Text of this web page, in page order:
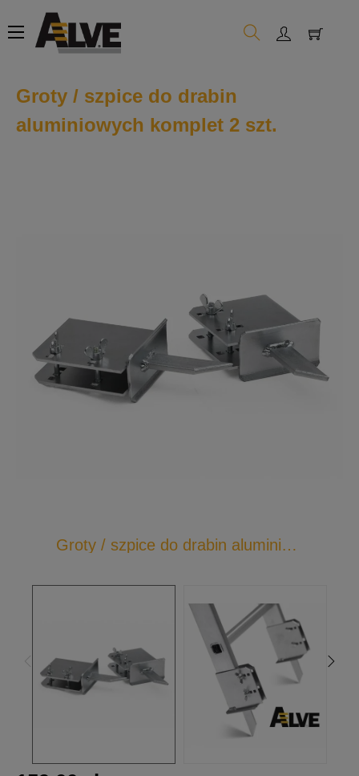
Toggle
navigation
☰
Groty / szpice do drabin
aluminiowych komplet 2 szt.
Groty / szpice do drabin aluminiowych komplet 2 szt.